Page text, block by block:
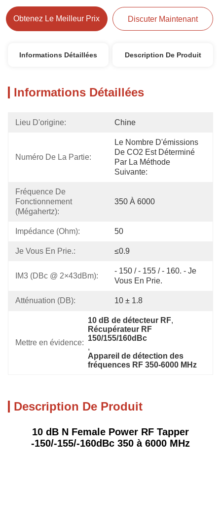
Obtenez Le Meilleur Prix Discuter Maintenant
Informations Détaillées Description De Produit
Informations Détaillées
Lieu D'origine: Chine
Numéro De La Partie:
Le Nombre D'émissions
De CO2 Est Déterminé
Par La Méthode
Suivante:
Fréquence De
Fonctionnement
(mégahertz):
350 À 6000
Impédance (Ohm): 50
Je Vous En Prie.: ≤0.9
IM3 (dBc @ 2×43dBm):
- 150 / - 155 / - 160. - Je
Vous En Prie.
Atténuation (DB): 10 ± 1.8
Mettre en évidence:
10 dB de détecteur RF,
Récupérateur RF
150/155/160dBc
,
Appareil de détection des
fréquences RF 350-6000 MHz
Description De Produit
10 dB N Female Power RF Tapper
-150/-155/-160dBc 350 à 6000 MHz